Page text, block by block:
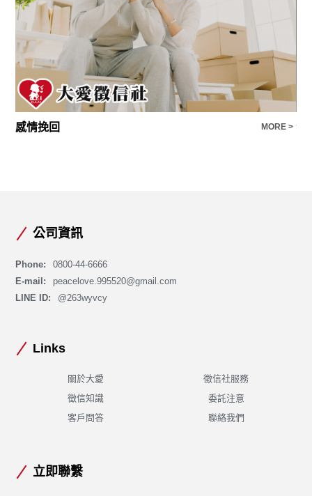
感情挽回 MORE > 合
公司資訊
Phone:
0800-44-6666
E-mail:
peacelove.995520@gmail.com
LINE ID:
@263wyvcy
Links
關於大愛
徵信社服務
徵信知識
委託注意
客戶問答
聯絡我們
立即聯繫